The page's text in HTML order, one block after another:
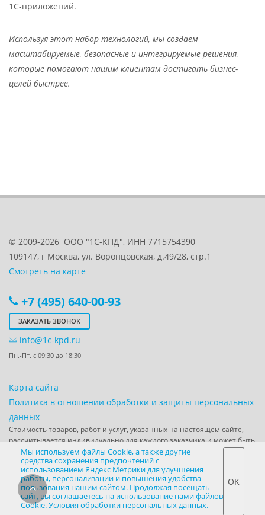
1С-приложений.
Используя этот набор технологий, мы создаем
масштабируемые, безопасные и интегрируемые решения,
которые помогают нашим клиентам достигать бизнес-
целей быстрее.
© 2009-2026 ООО "1С-КПД", ИНН 7715754390
109147, г Москва, ул. Воронцовская, д.49/28, стр.1
Смотреть на карте
+7 (495) 640-00-93
ЗАКАЗАТЬ ЗВОНОК
info@1c-kpd.ru
Пн.-Пт. с 09:30 до 18:30
Карта сайта
Политика в отношении обработки и защиты персональных
данных
Стоимость товаров, работ и услуг, указанных на настоящем сайте,
рассчитывается индивидуально для каждого заказчика и может быть
направлена по запросу заказчика в форме коммерческого
предложения.
Используя наш сайт, Вы даете согласие ООО “1С-КПД" на сбор,
обработку и передачу третьим лицам технической информации.
Если вы не хотите, чтобы ваши данные собирались, обрабатывались
и передавались третьим лицам, покиньте сайт.
Мы используем файлы Cookie, а также другие
средства сохранения предпочтений с
использованием Яндекс Метрики для улучшения
работы, персонализации и повышения удобства
пользования нашим сайтом. Продолжая посещать
сайт, вы соглашаетесь на использование нами файлов
Cookie. Условия обработки персональных данных.
OK